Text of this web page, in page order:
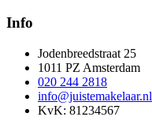
Info
Jodenbreedstraat 25
1011 PZ Amsterdam
020 244 2818
info@juistemakelaar.nl
KvK: 81234567